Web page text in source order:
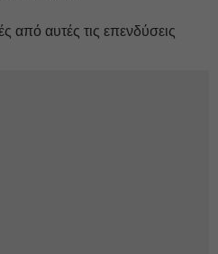
από αυτές τις επενδύσεις